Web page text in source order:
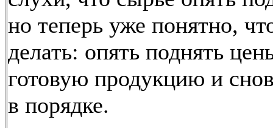
но теперь уже понятно,
делать: опять поднять
готовую продукцию и
в порядке.